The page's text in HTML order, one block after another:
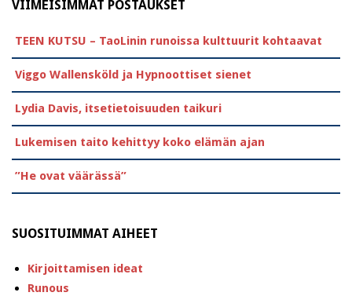
VIIMEISIMMÄT POSTAUKSET
TEEN KUTSU – TaoLinin runoissa kulttuurit kohtaavat
Viggo Wallensköld ja Hypnoottiset sienet
Lydia Davis, itsetietoisuuden taikuri
Lukemisen taito kehittyy koko elämän ajan
”He ovat väärässä”
SUOSITUIMMAT AIHEET
Kirjoittamisen ideat
Runous